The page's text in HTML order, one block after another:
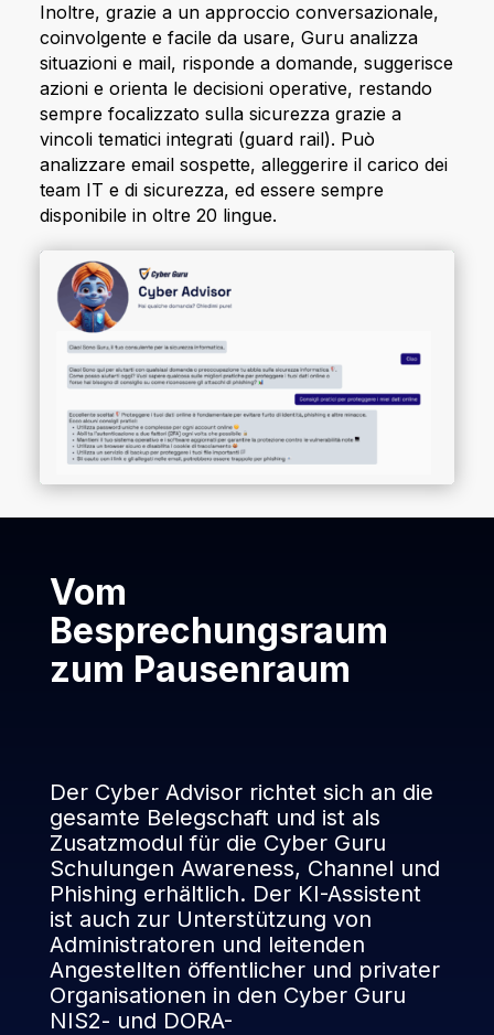
Inoltre, grazie a un approccio conversazionale,
coinvolgente e facile da usare, Guru analizza
situazioni e mail, risponde a domande, suggerisce
azioni e orienta le decisioni operative, restando
sempre focalizzato sulla sicurezza grazie a
vincoli tematici integrati (guard rail). Può
analizzare email sospette, alleggerire il carico dei
team IT e di sicurezza, ed essere sempre
disponibile in oltre 20 lingue.
Vom
Besprechungsraum
zum Pausenraum
Der Cyber Advisor richtet sich an die
gesamte Belegschaft und ist als
Zusatzmodul für die Cyber Guru
Schulungen Awareness, Channel und
Phishing erhältlich. Der KI-Assistent
ist auch zur Unterstützung von
Administratoren und leitenden
Angestellten öffentlicher und privater
Organisationen in den Cyber Guru
NIS2- und DORA-